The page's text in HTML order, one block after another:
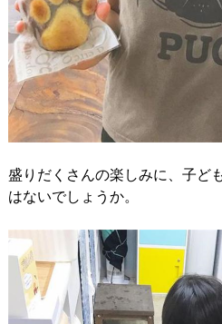
盛りだくさんの楽しみに、子ど
はないでしょうか。